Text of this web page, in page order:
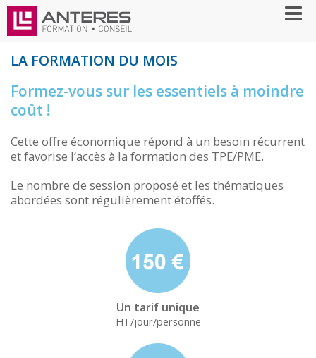
LA FORMATION DU MOIS
Formez-vous sur les essentiels à moindre
coût !
Cette offre économique répond à un besoin récurrent
et favorise l’accès à la formation des TPE/PME.
Le nombre de session proposé et les thématiques
abordées sont régulièrement étoffés.
Un tarif unique
HT/jour/personne